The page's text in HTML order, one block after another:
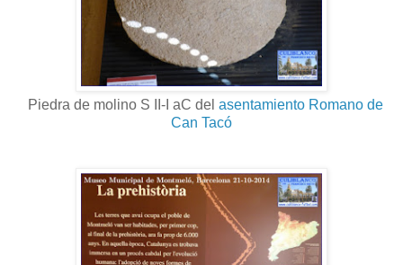
Piedra de molino S II-I aC del asentamiento Romano de
Can Tacó